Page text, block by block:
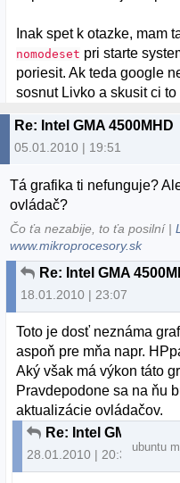
Inak spet k otazke, mam
nomodeset pri starte
poriesit. Ak teda google
sosnut Livko a skusit ci
Re: Intel GMA 4500MHD
05.01.2010 | 19:51
Tá grafika ti nefunguje?
ovládač?
Čo ťa nezabije, to ťa posilní |
www.mikroprocesory.sk
Re: Intel GMA
18.01.2010 | 23:07
Toto je dosť neznáma
aspoň pre mňa napr.
Aký však má výkon táto
Pravdepodone sa na ňu
aktualizácie ovládačov.
Re: Intel GMA
28.01.2010 | 20:39
ubuntu